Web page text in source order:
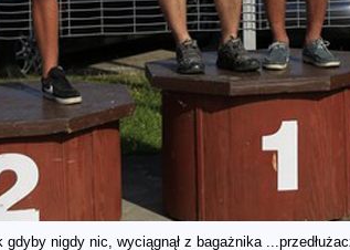
nigdy nic, wyciągnął z bagażnika